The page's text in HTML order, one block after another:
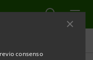
consenso